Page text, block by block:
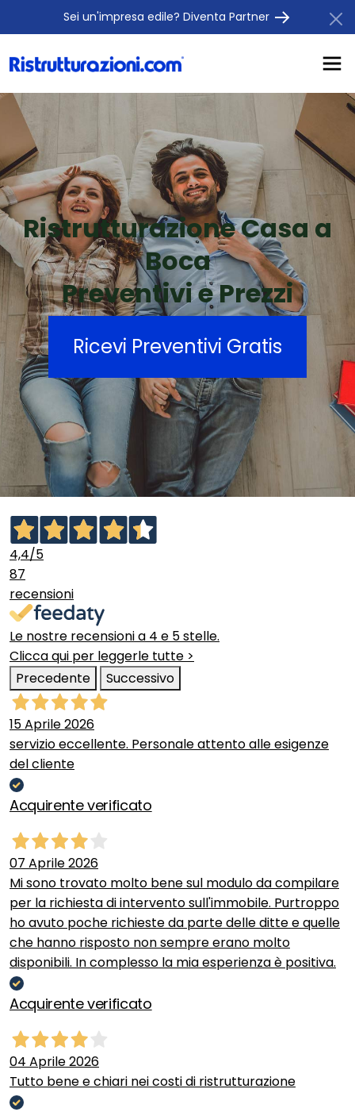
Sei un'impresa edile? Diventa Partner
Ristrutturazione Casa a
Boca
Preventivi e Prezzi
Ricevi Preventivi Gratis
4,4/5
87
recensioni
Le nostre recensioni a 4 e 5 stelle.
Clicca qui per leggerle tutte >
Precedente
Successivo
15 Aprile 2026
servizio eccellente. Personale attento alle esigenze
del cliente
Acquirente verificato
07 Aprile 2026
Mi sono trovato molto bene sul modulo da compilare
per la richiesta di intervento sull'immobile. Purtroppo
ho avuto poche richieste da parte delle ditte e quelle
che hanno risposto non sempre erano molto
disponibili. In complesso la mia esperienza è positiva.
Acquirente verificato
04 Aprile 2026
Tutto bene e chiari nei costi di ristrutturazione